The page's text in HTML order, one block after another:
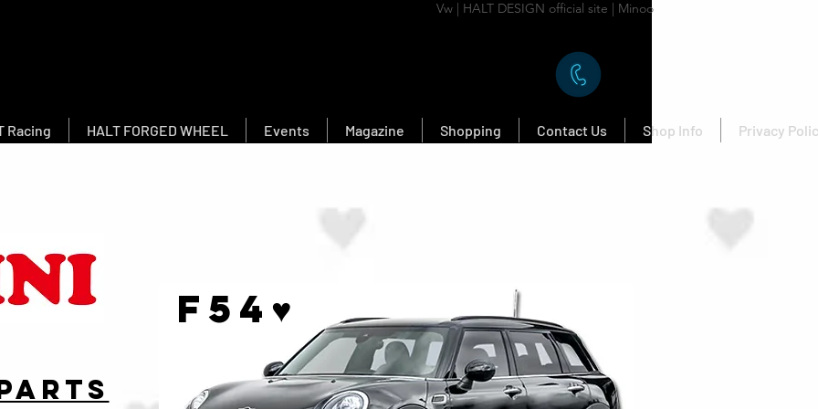
Vw | HALT DESIGN official site | Minoo
Racing HALT FORGED WHEEL Events Magazine Shopping Contact Us Shop Info Privacy
​F54♥